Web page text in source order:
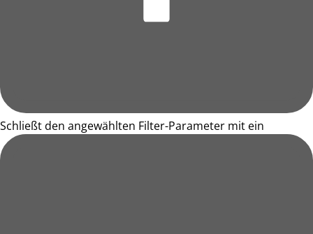
Schließt den angewählten Filter-Parameter mit ein